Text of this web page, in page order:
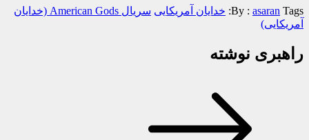
By : asaran Tags: خدایان آمریکایی
سریال American Gods (خدایان
آمریکایی)
راهبری نوشته